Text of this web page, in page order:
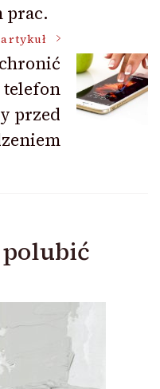
prac.
telefon
przed